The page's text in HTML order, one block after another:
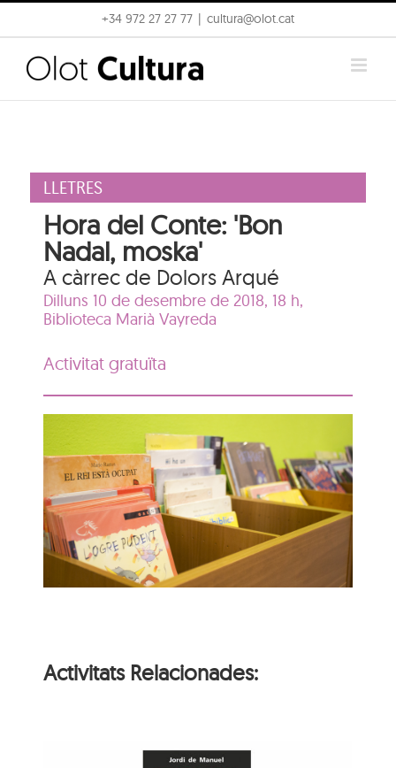
to
content
+34 972 27 27 77 cultura@olot.cat
LLETRES
Hora del Conte: 'Bon
Nadal, moska'
A càrrec de Dolors Arqué
Dilluns 10 de desembre de 2018, 18 h,
Biblioteca Marià Vayreda
Activitat gratuïta
Activitats Relacionades: